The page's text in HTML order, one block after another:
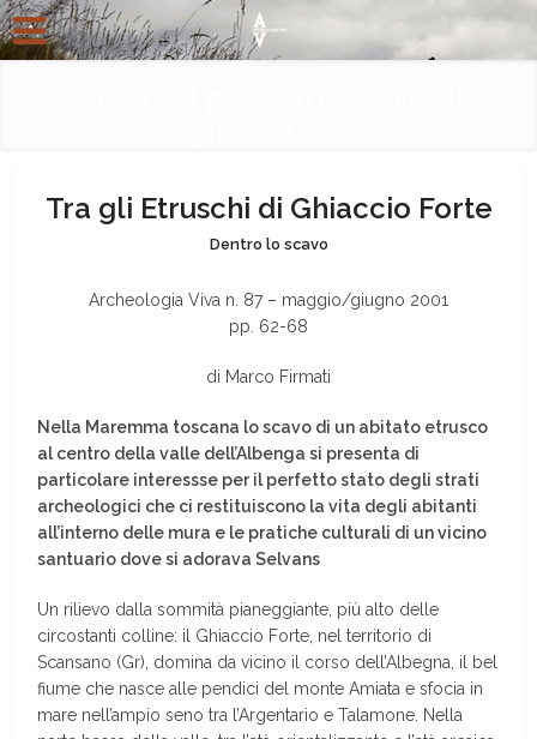
Tra gli Etruschi di Ghiaccio Forte
Dentro lo scavo
Archeologia Viva n. 87 – maggio/giugno 2001
pp. 62-68
di Marco Firmati
Nella Maremma toscana lo scavo di un abitato etrusco
al centro della valle dell’Albenga si presenta di
particolare interessse per il perfetto stato degli strati
archeologici che ci restituiscono la vita degli abitanti
all’interno delle mura e le pratiche culturali di un vicino
santuario dove si adorava Selvans
Un rilievo dalla sommità pianeggiante, più alto delle
circostanti colline: il Ghiaccio Forte, nel territorio di
Scansano (Gr), domina da vicino il corso dell’Albegna, il bel
fiume che nasce alle pendici del monte Amiata e sfocia in
mare nell’ampio seno tra l’Argentario e Talamone. Nella